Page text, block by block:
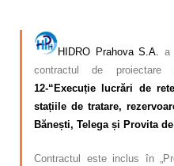
HIDRO Prahova S.A. a
contractul de
12-“Execuție lucrări de
stațiile de tratare,
Bănești, Telega și Provita
Contractul este inclus în